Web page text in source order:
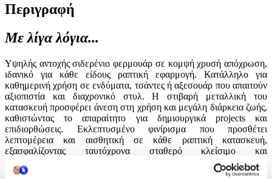
Περιγραφή
Με λίγα λόγια...
Υψηλής αντοχής σιδερένιο φερμουάρ σε κομψή χρυσή απόχρωση,
ιδανικό για κάθε είδους ραπτική εφαρμογή. Κατάλληλο για
καθημερινή χρήση σε ενδύματα, τσάντες ή αξεσουάρ που απαιτούν
αξιοπιστία και διαχρονικό στυλ. Η στιβαρή μεταλλική του
κατασκευή προσφέρει άνεση στη χρήση και μεγάλη διάρκεια ζωής,
καθιστώντας το απαραίτητο για δημιουργικά projects και
επιδιορθώσεις. Εκλεπτυσμένο φινίρισμα που προσθέτει
λεπτομέρεια και αισθητική σε κάθε ραπτική κατασκευή,
εξασφαλίζοντας ταυτόχρονα σταθερό κλείσιμο και
λειτουργικότητα. Μια αξιόπιστη λύση που ανταποκρίνεται στις
απαιτήσεις τόσο των επαγγελματιών όσο και των ερασιτεχνών στη